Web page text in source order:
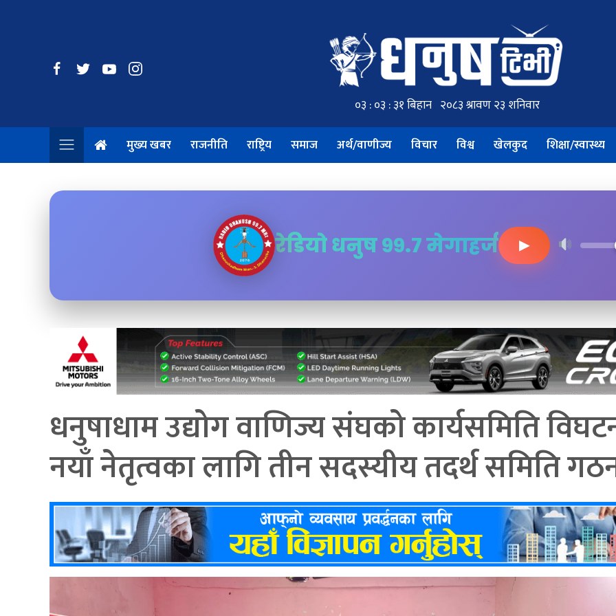
मुख्य खबर राजनीति राष्ट्रिय समाज अर्थ/वाणीज्य विचार विश्व खेलकुद शिक्षा/स्वास्थ्य
रेडियो धनुष ९९.७ मेगाहर्ज ▶
धनुषाधाम उद्योग वाणिज्य संघको कार्यसमिति
नयाँ नेतृत्वका लागि तीन सदस्यीय तदर्थ समिति